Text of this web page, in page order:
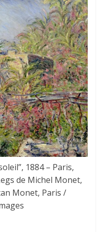
1884 – Paris,
de Michel Monet,
Monet, Paris /